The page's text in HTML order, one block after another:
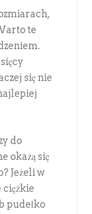
te
się nie
do
okażą się
Jeżeli w
pudełko